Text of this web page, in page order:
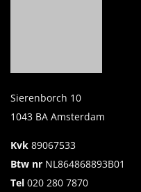
Sierenborch 10
1043 BA Amsterdam
Kvk 89067533
Btw nr NL864868893B01
Tel 020 280 7870